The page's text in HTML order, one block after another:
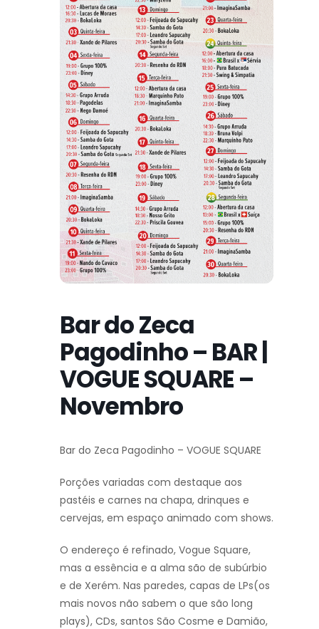
Bar do Zeca
Pagodinho – BAR |
VOGUE SQUARE –
Novembro
Bar do Zeca Pagodinho – VOGUE SQUARE
Porções variadas com destaque aos
pastéis e carnes na chapa, drinques e
cervejas, em espaço animado com shows.
O endereço é refinado, Vogue Square,
mas a essência e a alma são de subúrbio
e de Xerém. Nas paredes, capas de LPs(os
mais novos não sabem o que são long
plays), CDs, santos São Cosme e Damião,